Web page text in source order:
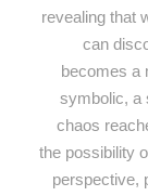
revealing that
can
becomes a
symbolic, a
chaos
the possibility
perspective,